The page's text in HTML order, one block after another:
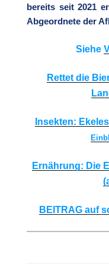
bereits seit 2021
Abgeordnete der
Siehe
Rettet die
Insekten:
Ernährung: Die
BEITRAG auf